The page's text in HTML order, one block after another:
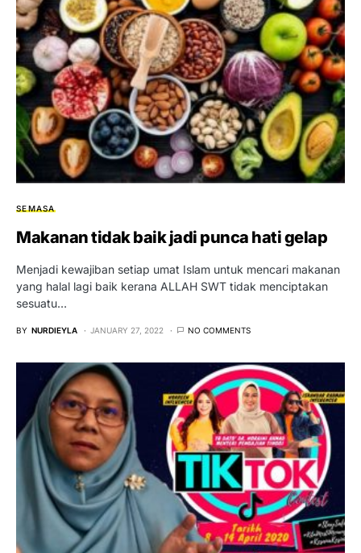
SEMASA
Makanan tidak baik jadi punca hati gelap
Menjadi kewajiban setiap umat Islam untuk mencari makanan
yang halal lagi baik kerana ALLAH SWT tidak menciptakan
sesuatu…
BY NURDIEYLA JANUARY 27, 2022 NO COMMENTS